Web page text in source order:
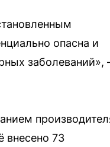
опасна и
внесено 73